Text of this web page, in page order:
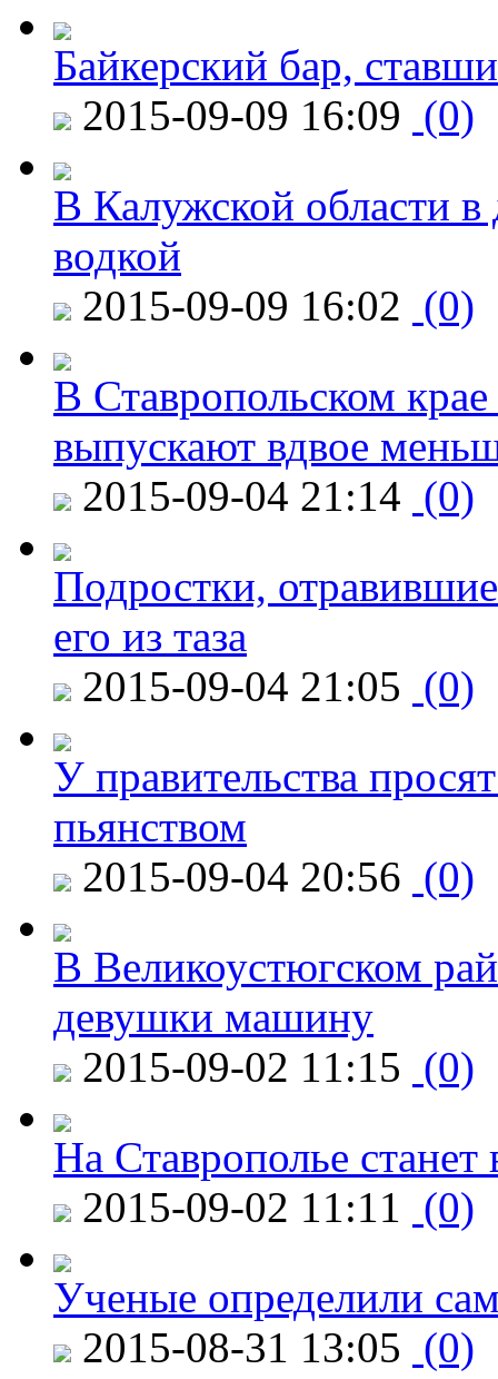
Байкерский бар,
2015-09-09 16:09 (0)
В Калужской области в
водкой
2015-09-09 16:02 (0)
В Ставропольском
выпускают вдвое
2015-09-04 21:14 (0)
Подростки,
его из таза
2015-09-04 21:05 (0)
У правительства
пьянством
2015-09-04 20:56 (0)
В Великоустюгском
девушки машину
2015-09-02 11:15 (0)
На Ставрополье
2015-09-02 11:11 (0)
Ученые определили
2015-08-31 13:05 (0)